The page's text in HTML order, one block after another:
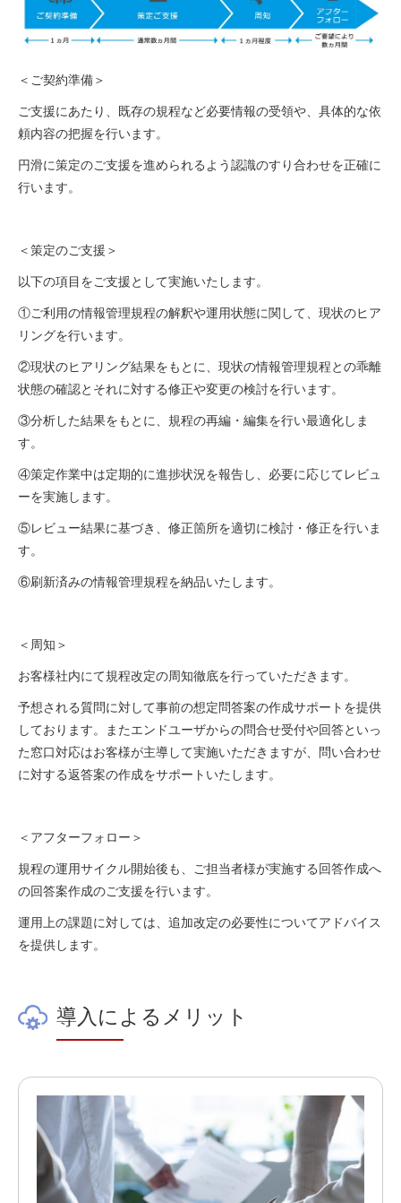
＜ご契約準備＞
ご支援にあたり、既存の規程など必要情報の受領や、具体的な依
頼内容の把握を行います。
円滑に策定のご支援を進められるよう認識のすり合わせを正確に
行います。
＜策定のご支援＞
以下の項目をご支援として実施いたします。
①ご利用の情報管理規程の解釈や運用状態に関して、現状のヒア
リングを行います。
②現状のヒアリング結果をもとに、現状の情報管理規程との乖離
状態の確認とそれに対する修正や変更の検討を行います。
③分析した結果をもとに、規程の再編・編集を行い最適化しま
す。
④策定作業中は定期的に進捗状況を報告し、必要に応じてレビュ
ーを実施します。
⑤レビュー結果に基づき、修正箇所を適切に検討・修正を行いま
す。
⑥刷新済みの情報管理規程を納品いたします。
＜周知＞
お客様社内にて規程改定の周知徹底を行っていただきます。
予想される質問に対して事前の想定問答案の作成サポートを提供
しております。またエンドユーザからの問合せ受付や回答といっ
た窓口対応はお客様が主導して実施いただきますが、問い合わせ
に対する返答案の作成をサポートいたします。
＜アフターフォロー＞
規程の運用サイクル開始後も、ご担当者様が実施する回答作成へ
の回答案作成のご支援を行います。
運用上の課題に対しては、追加改定の必要性についてアドバイス
を提供します。
導入によるメリット